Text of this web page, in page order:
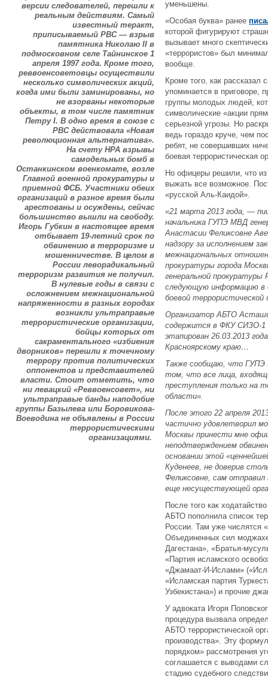
версии следователей, перешли к
реальным действиям. Самый
известный теракт,
приписываемый РВС — взрыв
памятника Николаю II в
подмосковном селе Тайнинское 1
апреля 1997 года. Кроме того,
реввоенсоветовцы осуществили
несколько символических акций,
когда ими были заминированы, но
не взорваны некоторые
объекты, в том числе памятник
Петру I. В одно время в союзе с
РВС действовала «Новая
революционная альтернатива».
На счету НРА взрывы
самодельных бомб в
Останкинском военкомате, возле
Главной военной прокуратуры и
приемной ФСБ. Участники обеих
организаций в разное время были
арестованы и осуждены, сейчас
большинство вышли на свободу.
Игорь Губкин в настоящее время
отбывает 19-летний срок по
обвинению в терроризме и
мошенничестве. В целом в
России леворадикальный
терроризм развития не получил.
В нулевые годы в связи с
осложнением межнациональной
напряженности в разных городах
возникли ультраправые
террористические организации,
бойцы которых от
сакраментального «избиения
дворников» перешли к точечному
террору против политических
оппонентов и представителей
власти. Стоит отметить, что
ни левацкий «Реввоенсовет», ни
ультраправые банды наподобие
группы Базылева или Боровикова-
Воеводина не объявлены в России
террористическими
организациями.
уменьшены.
«Особая буква» ранее
которой фигурируют
вызывает много
«террористов» был
вообще.
Кроме того, как
упоминается в приговоре,
группы молодых людей,
символические «акции
серьезной угрозы. Но
ведь гораздо круче, чем
ребят, не совершивших
боевая террористическая
Но офицеры решили, что
выжать все возможное.
«русской Аль-Каидой».
«21 марта 2013 года, —
начальника ГУПЭ МВД
Анастасии Феликсовне
надзору за исполнением
межнациональных
прокуратуры города
генеральной
следующую информацию в
боевой террористической
Организатор АБТО
содержится в ФКУ СИЗО-
этапирован 26.03.2013
Красноярскому краю…
Также сообщаю, что ГУПЭ
том, что все лица,
преступления только на
области».
После этого 22 апреля
частично удовлетворил
Москвы принести мне
неподтверждением
основании этой
Куденеев, не доверив
Феликсовне, сам отправил
еще несуществующей
После того как
АБТО пополнила список
России. Там уже
Объединенных сил
Дагестана», «Братья-
«Партия исламского
«Джамаат-И-Ислами»
«Исламская партия
Узбекистана») и прочие
У адвоката Игоря
процедура вызвала
АБТО террористической
производства». Эту
порядком» рассмотрения
соглашается с выводами
стадию судебного